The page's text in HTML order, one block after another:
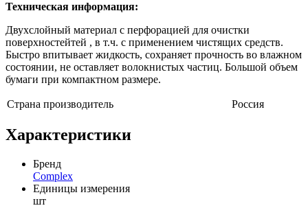
Техническая информация:
Двухслойный материал с перфорацией для очистки
поверхностейтей , в т.ч. с применением чистящих средств.
Быстро впитывает жидкость, сохраняет прочность во влажном
состоянии, не оставляет волокнистых частиц. Большой объем
бумаги при компактном размере.
Страна производитель Россия
Характеристики
Бренд
Complex
Единицы измерения
шт